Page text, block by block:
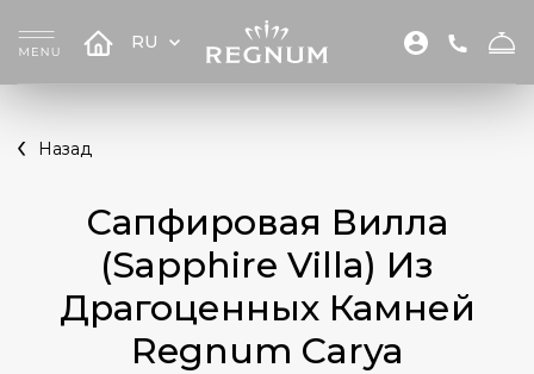
RU
Назад
Сапфировая Вилла
(Sapphire Villa) Из
Драгоценных Камней
Regnum Carya